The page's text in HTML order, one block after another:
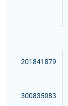
201841879
300835083